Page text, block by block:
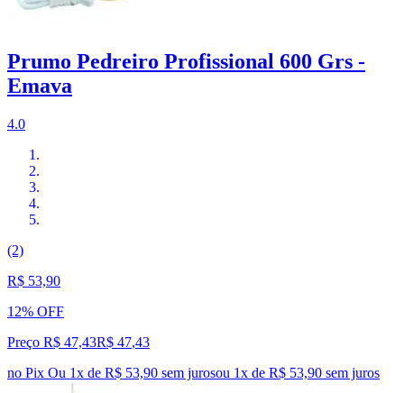
Prumo Pedreiro Profissional 600 Grs -
Emava
4.0
(2)
R$ 53,90
12% OFF
Preço R$ 47,43R$ 47,43
no Pix Ou 1x de R$ 53,90 sem jurosou 1x de R$ 53,90 sem juros